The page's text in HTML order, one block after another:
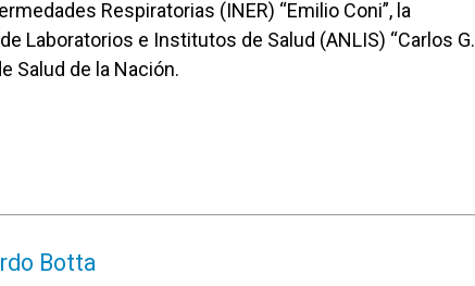
Respiratorias (INER) “Emilio Coni”, la
Laboratorios e Institutos de Salud (ANLIS) “Carlos G.
Salud de la Nación.
Botta